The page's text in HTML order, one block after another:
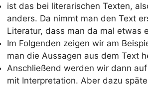
ist das bei literarischen Texten,
anders. Da nimmt man den Text
Literatur, dass man da mal etwas
Im Folgenden zeigen wir am
man die Aussagen aus dem Text
Anschließend werden wir dann
mit Interpretation. Aber dazu